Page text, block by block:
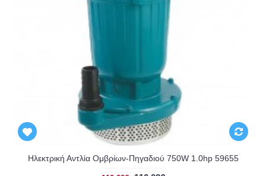
Ηλεκτρική Αντλία Ομβρίων-Πηγαδιού 750W 1.0hp 59655